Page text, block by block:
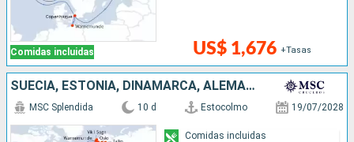
Comidas incluidas US$ 1,676 +Tasas
SUECIA, ESTONIA, DINAMARCA, ALEMANIA, ISLAS MALVINAS, NORUEGA
MSC Splendida 10 d Estocolmo 19/07/2028
Comidas incluidas